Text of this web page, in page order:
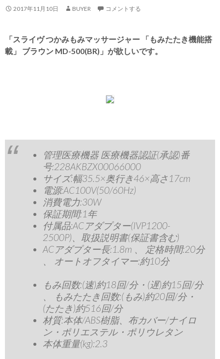
2017年11月10日 BUYER コメントする
「スライヴ つかみもみマッサージャー 「もみたたき機能搭
載」 ブラウン MD-500(BR)」が欲しいです。
管理医療機器 医療機器認証(承認)番
号:228AKBZX00066000
サイズ:幅35.5×奥行き46×高さ17cm
電源:AC100V(50/60Hz)
消費電力:30W
保証期間:1年
付属品:ACアダプター(IVP1200-
2500P)、取扱説明書(保証書含む)
ACアダプター長:1.8m 、 定格時間:20分
、 オートオフタイマー:約10分
もみ回数:(速)約18回/分・(遅)約15回/分
、 もみたたき回数:(もみ)約20回/分・
(たたき)約516回/分
材質:本体/ABS樹脂、布カバー/ナイロ
ン・ポリエステル・ポリウレタン
本体重量(kg):2.3